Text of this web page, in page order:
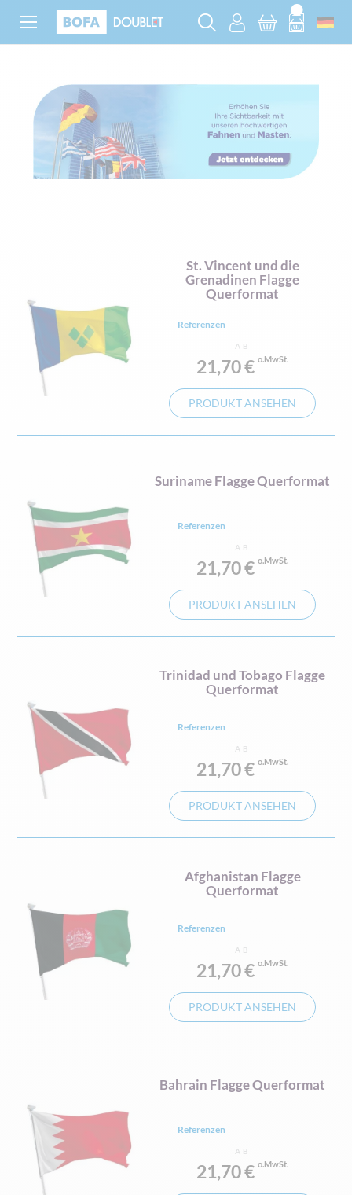
St. Vincent und die
Grenadinen Flagge
Querformat
Referenzen
AB
21,70 €
PRODUKT ANSEHEN
Suriname Flagge Querformat
Referenzen
AB
21,70 €
PRODUKT ANSEHEN
Trinidad und Tobago Flagge
Querformat
Referenzen
AB
21,70 €
PRODUKT ANSEHEN
Afghanistan Flagge
Querformat
Referenzen
AB
21,70 €
PRODUKT ANSEHEN
Bahrain Flagge Querformat
Referenzen
AB
21,70 €